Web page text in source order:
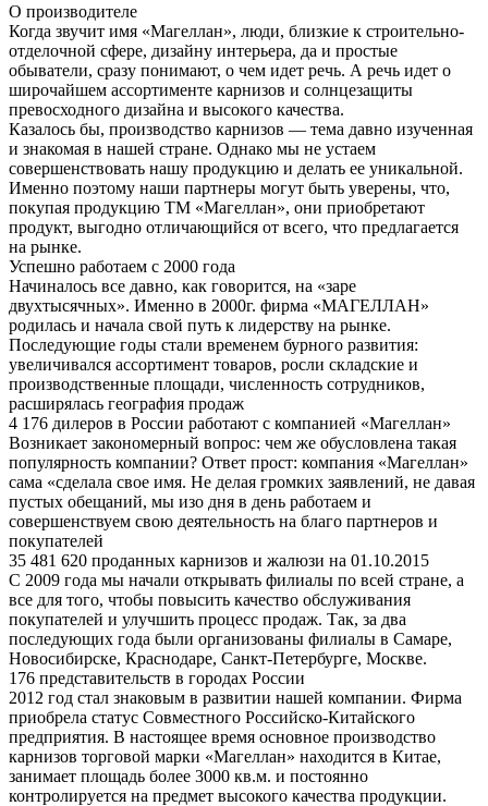
О производителе
Когда звучит имя «Магеллан», люди, близкие к строительно-
отделочной сфере, дизайну интерьера, да и простые
обыватели, сразу понимают, о чем идет речь. А речь идет о
широчайшем ассортименте карнизов и солнцезащиты
превосходного дизайна и высокого качества.
Казалось бы, производство карнизов — тема давно изученная
и знакомая в нашей стране. Однако мы не устаем
совершенствовать нашу продукцию и делать ее уникальной.
Именно поэтому наши партнеры могут быть уверены, что,
покупая продукцию ТМ «Магеллан», они приобретают
продукт, выгодно отличающийся от всего, что предлагается
на рынке.
Успешно работаем с 2000 года
Начиналось все давно, как говорится, на «заре
двухтысячных». Именно в 2000г. фирма «МАГЕЛЛАН»
родилась и начала свой путь к лидерству на рынке.
Последующие годы стали временем бурного развития:
увеличивался ассортимент товаров, росли складские и
производственные площади, численность сотрудников,
расширялась география продаж
4 176 дилеров в России работают с компанией «Магеллан»
Возникает закономерный вопрос: чем же обусловлена такая
популярность компании? Ответ прост: компания «Магеллан»
сама «сделала свое имя. Не делая громких заявлений, не давая
пустых обещаний, мы изо дня в день работаем и
совершенствуем свою деятельность на благо партнеров и
покупателей
35 481 620 проданных карнизов и жалюзи на 01.10.2015
С 2009 года мы начали открывать филиалы по всей стране, а
все для того, чтобы повысить качество обслуживания
покупателей и улучшить процесс продаж. Так, за два
последующих года были организованы филиалы в Самаре,
Новосибирске, Краснодаре, Санкт-Петербурге, Москве.
176 представительств в городах России
2012 год стал знаковым в развитии нашей компании. Фирма
приобрела статус Совместного Российско-Китайского
предприятия. В настоящее время основное производство
карнизов торговой марки «Магеллан» находится в Китае,
занимает площадь более 3000 кв.м. и постоянно
контролируется на предмет высокого качества продукции.